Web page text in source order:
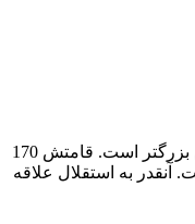
مصطفی منصوریان حدودا 12 سال از من بزرگتر است. قامتش 170
70 کیلوگرم است. آنقدر به استقلال علاقه